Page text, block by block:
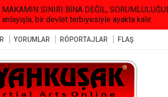
MAKAMIN SINIRI BİNA DEĞİL,
anlayışla, bir devlet terbiyesiyle ayakta kalır.
YORUMLAR RÖPORTAJLAR FLAŞ